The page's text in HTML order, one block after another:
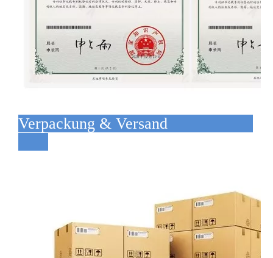
Verpackung & Versand